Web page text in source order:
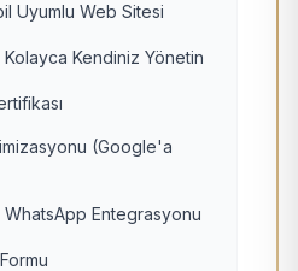
Uyumlu Web Sitesi
Kendiniz Yönetin
(Google'a
Entegrasyonu